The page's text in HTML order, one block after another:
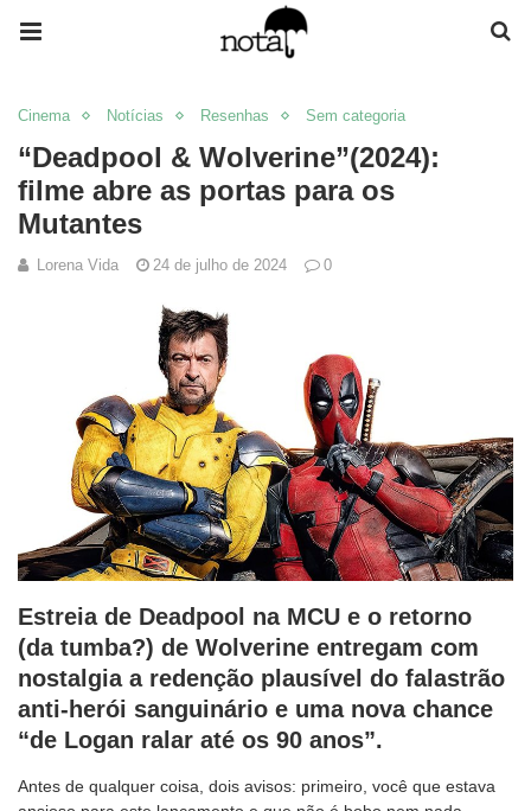
Cinema Notícias Resenhas Sem categoria
“Deadpool & Wolverine”(2024):
filme abre as portas para os
Mutantes
Lorena Vida 24 de julho de 2024 0
Estreia de Deadpool na MCU e o retorno
(da tumba?) de Wolverine entregam com
nostalgia a redenção plausível do falastrão
anti-herói sanguinário e uma nova chance
“de Logan ralar até os 90 anos”.
Antes de qualquer coisa, dois avisos: primeiro, você que estava